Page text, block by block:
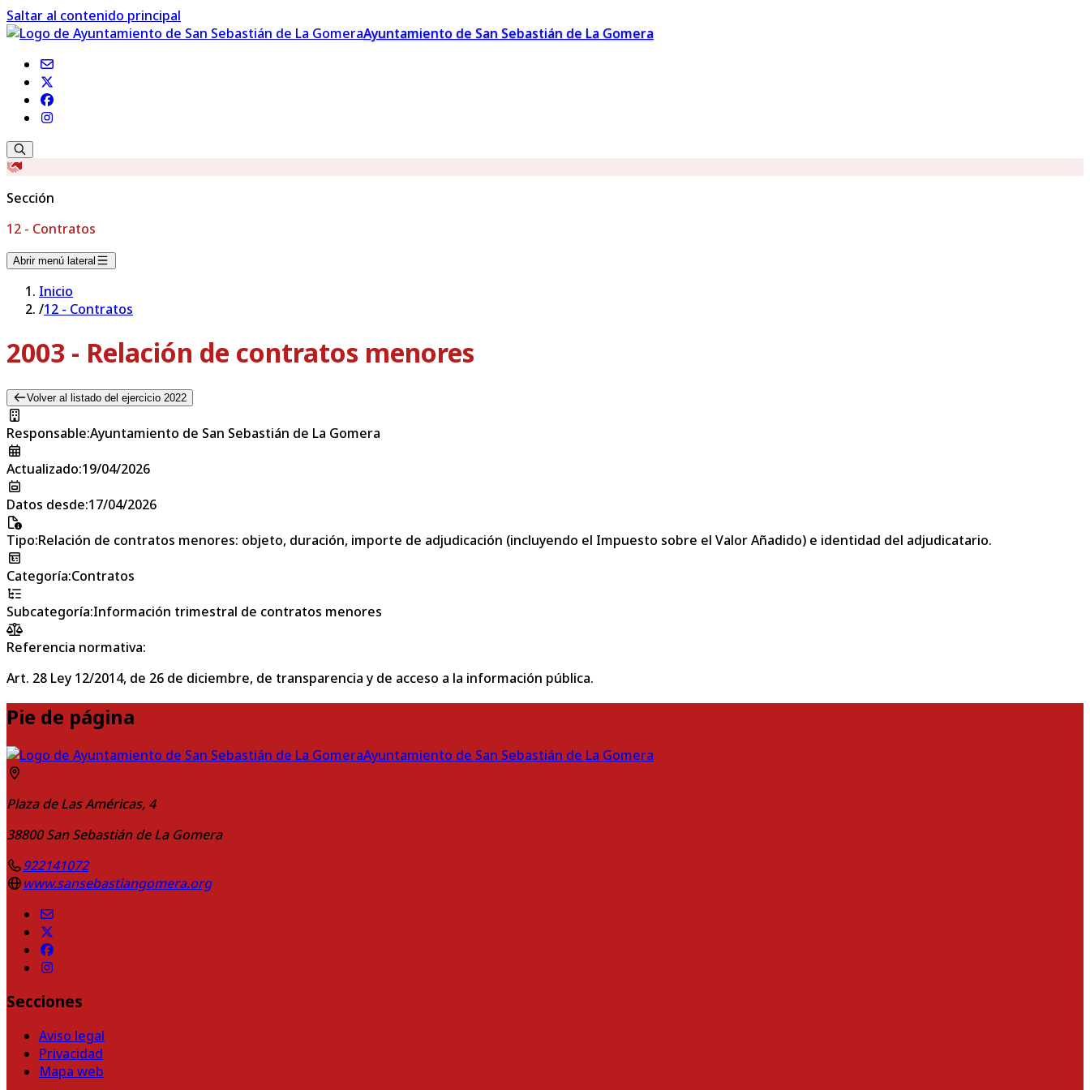
Saltar al contenido principal
Ayuntamiento de San Sebastián de La Gomera
Sección
12 - Contratos
Abrir menú lateral
Inicio
/12 - Contratos
2003 - Relación de contratos menores
Volver al listado del ejercicio 2022
Responsable:Ayuntamiento de San Sebastián de La Gomera
Actualizado:19/04/2026
Datos desde:17/04/2026
Tipo:Relación de contratos menores: objeto, duración, importe de adjudicación (incluyendo el Impuesto sobre el Valor Añadido) e identidad del adjudicatario.
Categoría:Contratos
Subcategoría:Información trimestral de contratos menores
Referencia normativa:
Art. 28 Ley 12/2014, de 26 de diciembre, de transparencia y de acceso a la información pública.
Pie de página
Ayuntamiento de San Sebastián de La Gomera
Plaza de Las Américas, 4
38800 San Sebastián de La Gomera
922141072
www.sansebastiangomera.org
Secciones
Aviso legal
Privacidad
Mapa web